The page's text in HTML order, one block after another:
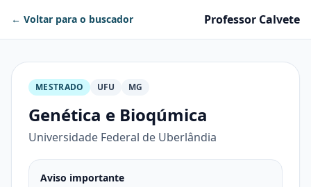
← Voltar para o buscador Professor Calvete
MESTRADO UFU MG
Genética e Bioqúmica
Universidade Federal de Uberlândia
Aviso importante